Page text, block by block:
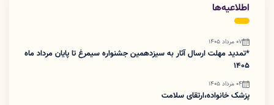
اطلاعیه‌ها
07 مرداد 1405
*تمدید مهلت ارسال آثار به سیزدهمین جشنواره سیمرغ تا پایان مرداد ماه
1405
04 مرداد 1405
پزشک خانواده،ارتقای سلامت